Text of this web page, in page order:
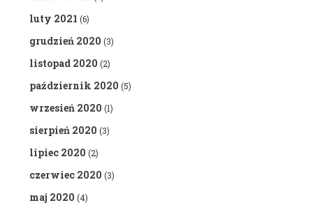
luty 2021 (6)
grudzień 2020 (3)
listopad 2020 (2)
październik 2020 (5)
wrzesień 2020 (1)
sierpień 2020 (3)
lipiec 2020 (2)
czerwiec 2020 (3)
maj 2020 (4)